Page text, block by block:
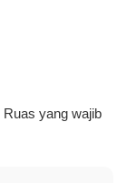
Ruas yang wajib